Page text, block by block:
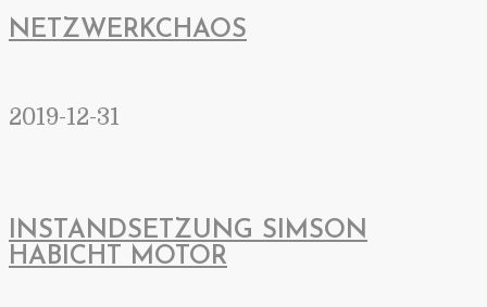
NETZWERKCHAOS
2019-12-31
INSTANDSETZUNG SIMSON
HABICHT MOTOR